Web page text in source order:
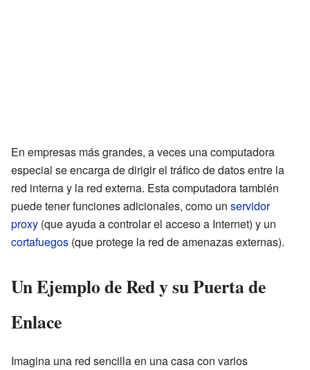
En empresas más grandes, a veces una computadora
especial se encarga de dirigir el tráfico de datos entre la
red interna y la red externa. Esta computadora también
puede tener funciones adicionales, como un servidor
proxy (que ayuda a controlar el acceso a Internet) y un
cortafuegos (que protege la red de amenazas externas).
Un Ejemplo de Red y su Puerta de
Enlace
Imagina una red sencilla en una casa con varios